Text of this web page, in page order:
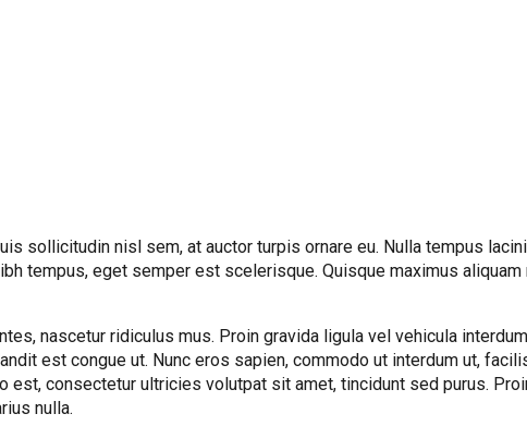
sollicitudin nisl sem, at auctor turpis ornare eu. Nulla tempus
tempus, eget semper est scelerisque. Quisque maximus
nascetur ridiculus mus. Proin gravida ligula vel vehicula
est congue ut. Nunc eros sapien, commodo ut interdum ut,
est, consectetur ultricies volutpat sit amet, tincidunt sed purus.
nulla.